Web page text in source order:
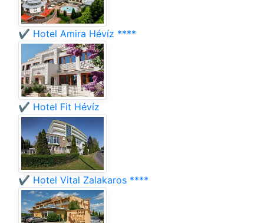
✔️ Hotel Amira Hévíz ****
✔️ Hotel Fit Hévíz
✔️ Hotel Vital Zalakaros ****